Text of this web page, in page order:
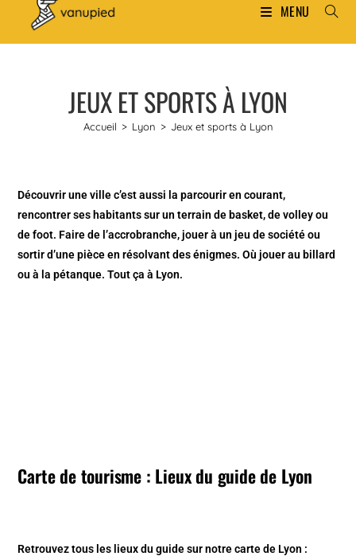
MENU
JEUX ET SPORTS À LYON
Accueil > Lyon > Jeux et sports à Lyon
Découvrir une ville c’est aussi la parcourir en courant,
rencontrer ses habitants sur un terrain de basket, de volley ou
de foot. Faire de l’accrobranche, jouer à un jeu de société ou
sortir d’une pièce en résolvant des énigmes. Où jouer au billard
ou à la pétanque. Tout ça à Lyon.
Carte de tourisme : Lieux du guide de Lyon
Retrouvez tous les lieux du guide sur notre carte de Lyon :